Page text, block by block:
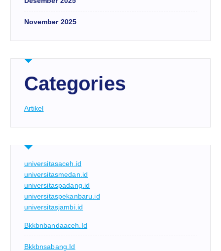
November 2025
Categories
Artikel
universitasaceh.id
universitasmedan.id
universitaspadang.id
universitaspekanbaru.id
universitasjambi.id
Bkkbnbandaaceh.id
Bkkbnsabang.id